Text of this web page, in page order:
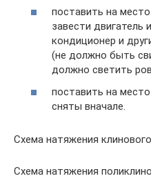
поставить на
завести двигатель
кондиционер и
(не должно быть
должно светить
поставить на
сняты вначале.
Схема натяжения
Схема натяжения